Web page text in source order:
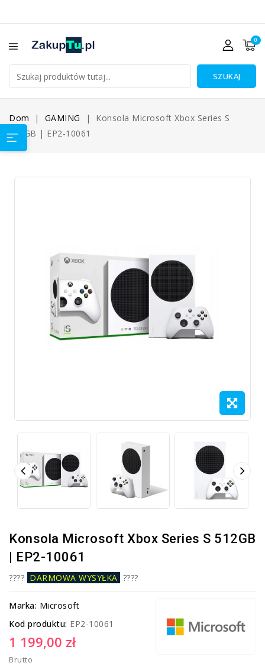
0
SZUKAJ
Dom GAMING
Konsola Microsoft Xbox Series S
512GB | EP2-10061
Konsola Microsoft Xbox Series S 512GB
| EP2-10061
???? DARMOWA WYSYŁKA ????
Marka: Microsoft
Kod produktu: EP2-10061
1 199,00 zł
Brutto